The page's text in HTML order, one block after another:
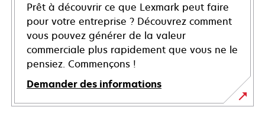
Prêt à découvrir ce que Lexmark peut faire
pour votre entreprise ? Découvrez comment
vous pouvez générer de la valeur
commerciale plus rapidement que vous ne le
pensiez. Commençons !
Demander des informations